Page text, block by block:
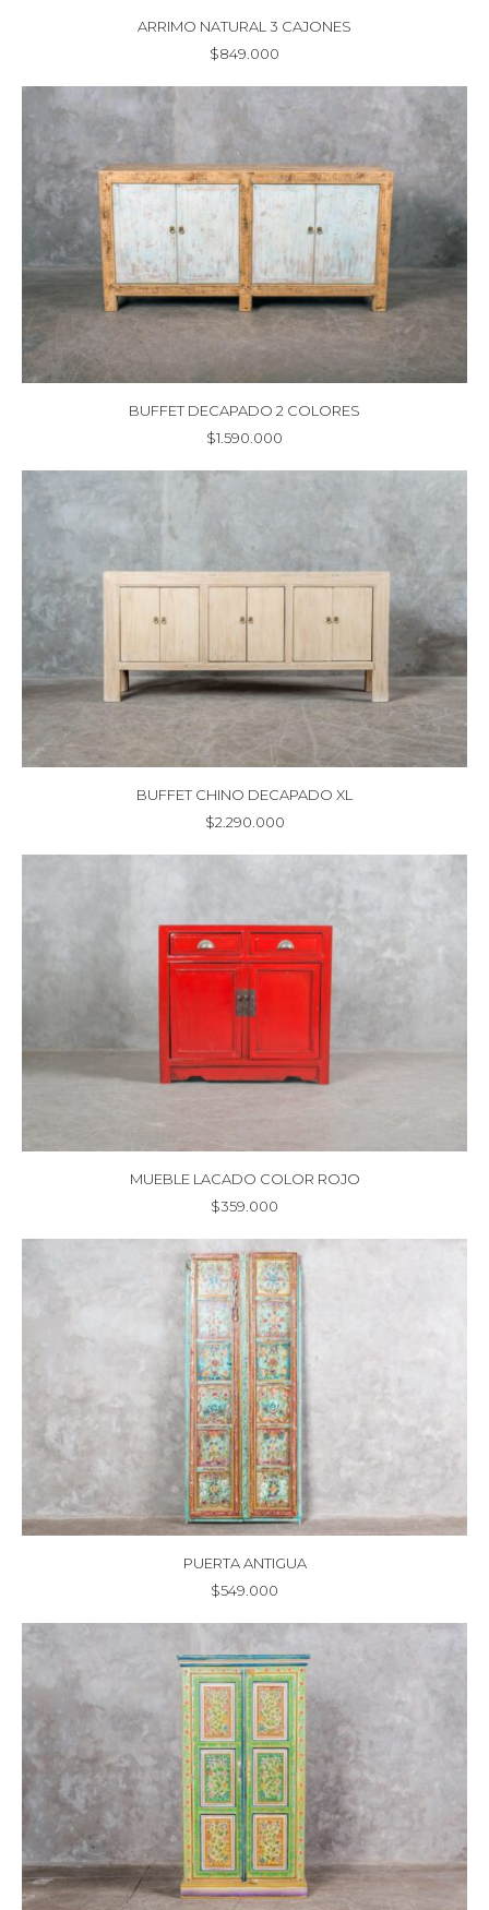
ARRIMO NATURAL 3 CAJONES
$849.000
BUFFET DECAPADO 2 COLORES
$1.590.000
BUFFET CHINO DECAPADO XL
$2.290.000
MUEBLE LACADO COLOR ROJO
$359.000
PUERTA ANTIGUA
$549.000